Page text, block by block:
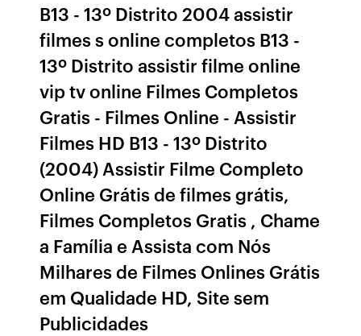
B13 - 13º Distrito 2004 assistir
filmes s online completos B13 -
13º Distrito assistir filme online
vip tv online Filmes Completos
Gratis - Filmes Online - Assistir
Filmes HD B13 - 13º Distrito
(2004) Assistir Filme Completo
Online Grátis de filmes grátis,
Filmes Completos Gratis , Chame
a Família e Assista com Nós
Milhares de Filmes Onlines Grátis
em Qualidade HD, Site sem
Publicidades